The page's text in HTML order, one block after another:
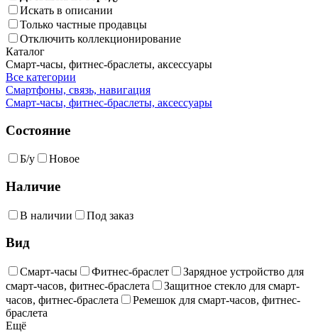
Искать в описании
Только частные продавцы
Отключить коллекционирование
Каталог
Смарт-часы, фитнес-браслеты, аксессуары
Все категории
Смартфоны, связь, навигация
Смарт-часы, фитнес-браслеты, аксессуары
Состояние
Б/у Новое
Наличие
В наличии Под заказ
Вид
Смарт-часы Фитнес-браслет
Зарядное устройство для
смарт-часов, фитнес-браслета
Защитное стекло для смарт-
часов, фитнес-браслета
Ремешок для смарт-часов, фитнес-
браслета
Ещё